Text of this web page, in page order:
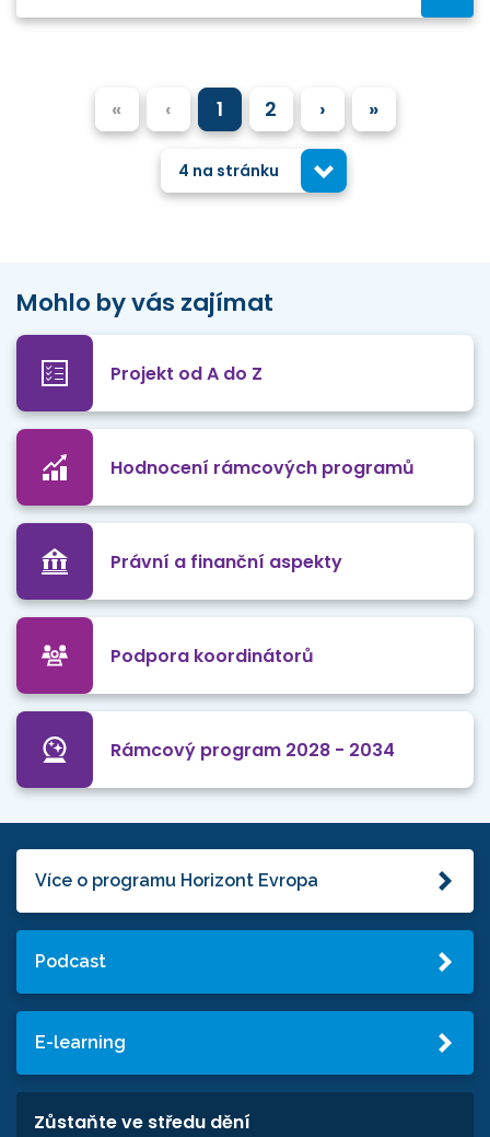
« ‹ 1 2 › »
4 na stránku
Mohlo by vás zajímat
Projekt od A do Z
Hodnocení rámcových programů
Právní a finanční aspekty
Podpora koordinátorů
Rámcový program 2028 - 2034
Více o programu Horizont Evropa
Podcast
E-learning
Zůstaňte ve středu dění